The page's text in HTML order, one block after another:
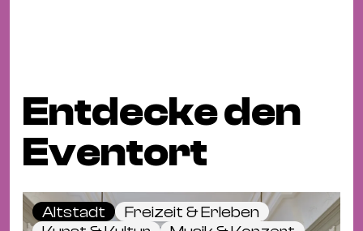
Entdecke den
Eventort
Altstadt
Freizeit & Erleben